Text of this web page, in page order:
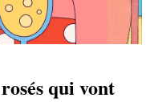
qui vont